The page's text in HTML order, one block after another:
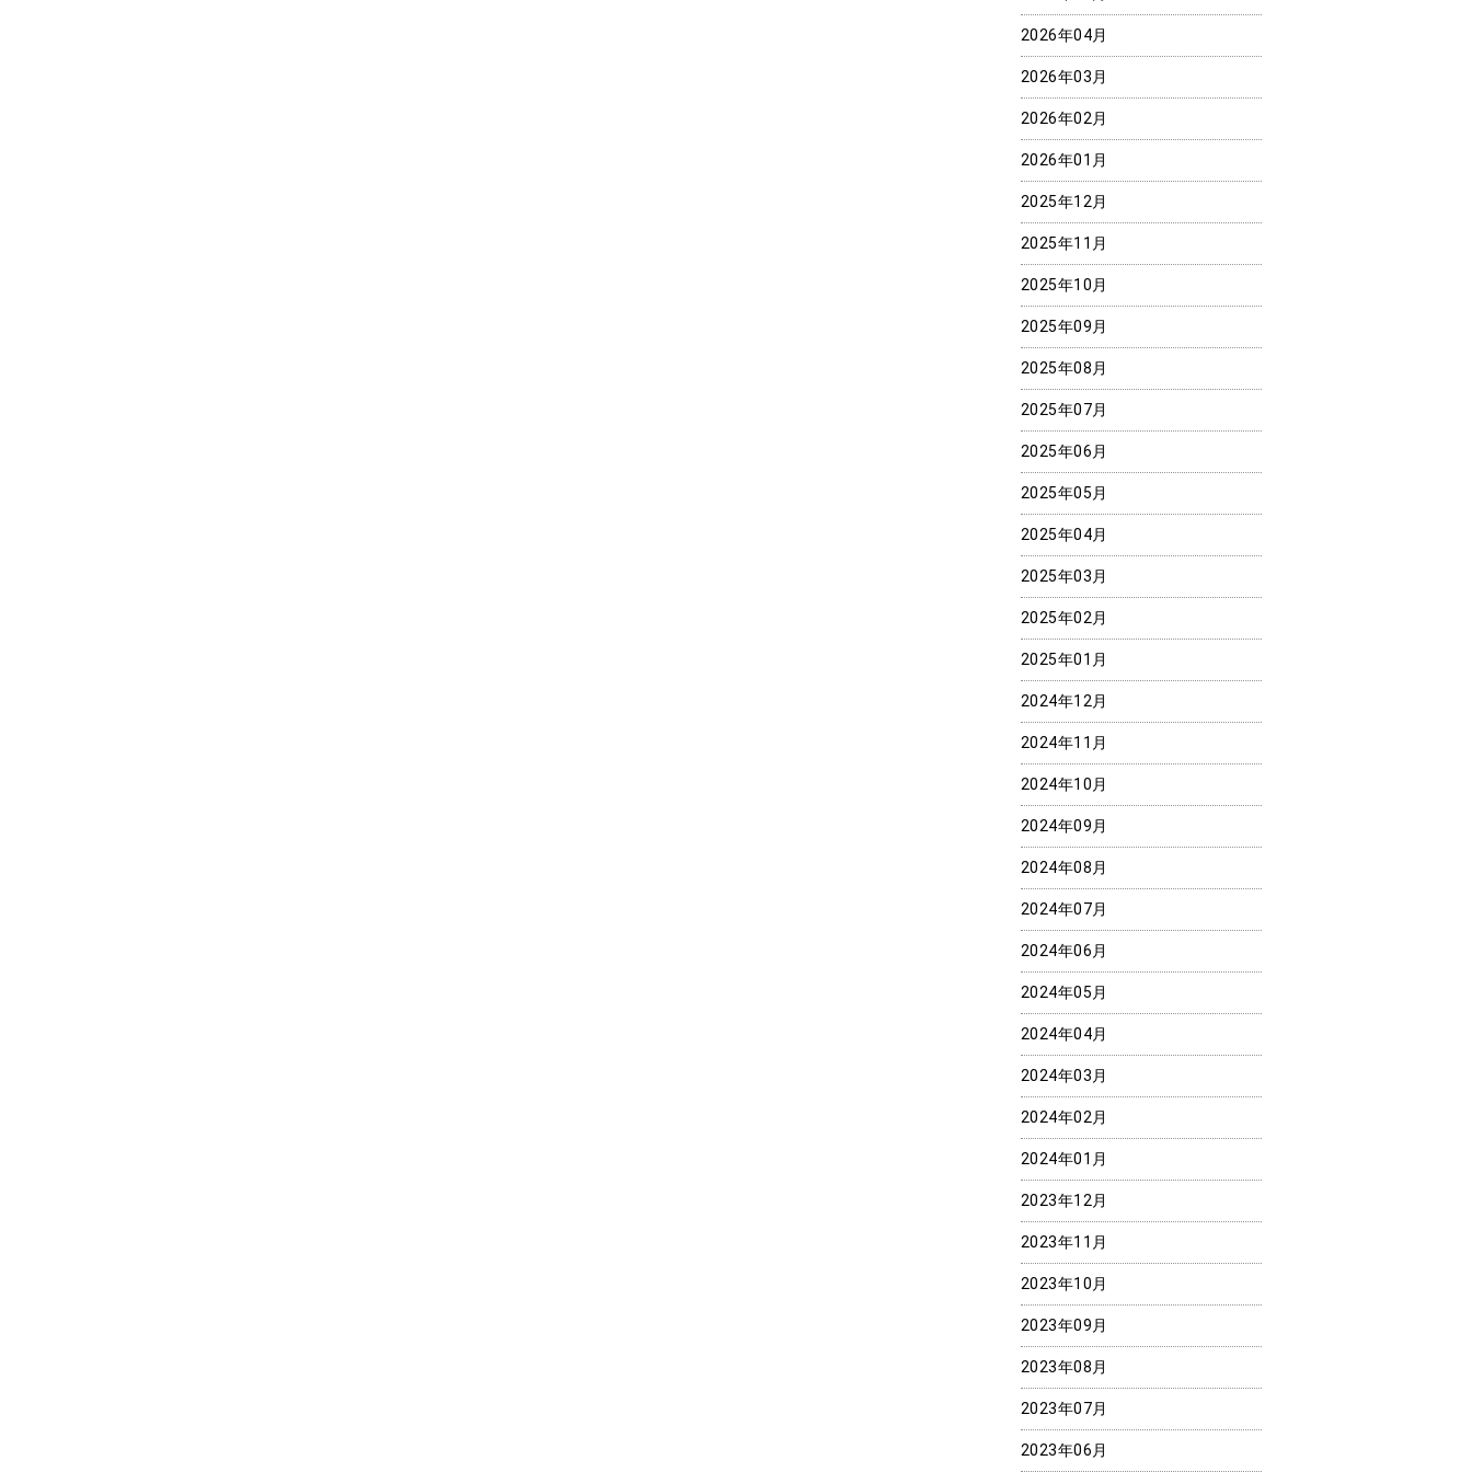
2026年04月
2026年03月
2026年02月
2026年01月
2025年12月
2025年11月
2025年10月
2025年09月
2025年08月
2025年07月
2025年06月
2025年05月
2025年04月
2025年03月
2025年02月
2025年01月
2024年12月
2024年11月
2024年10月
2024年09月
2024年08月
2024年07月
2024年06月
2024年05月
2024年04月
2024年03月
2024年02月
2024年01月
2023年12月
2023年11月
2023年10月
2023年09月
2023年08月
2023年07月
2023年06月